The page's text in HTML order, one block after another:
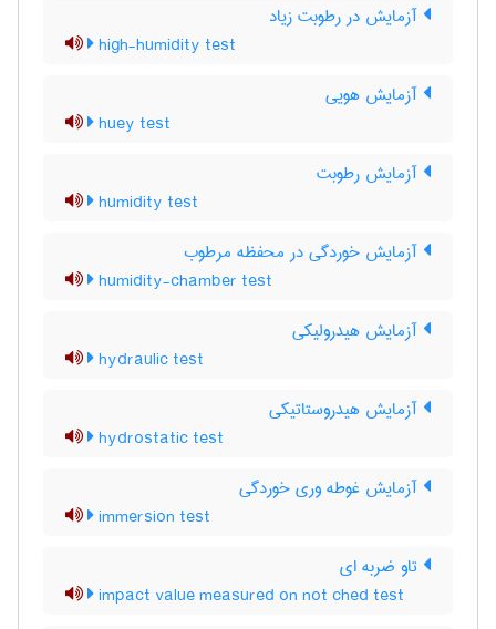
آزمایش در رطوبت زیاد
high-humidity test
آزمایش هویی
huey test
آزمایش رطوبت
humidity test
آزمایش خوردگی در محفظه مرطوب
humidity-chamber test
آزمایش هیدرولیکی
hydraulic test
آزمایش هیدروستاتیکی
hydrostatic test
آزمایش غوطه وری خوردگی
immersion test
تاو ضربه ای
impact value measured on not ched test